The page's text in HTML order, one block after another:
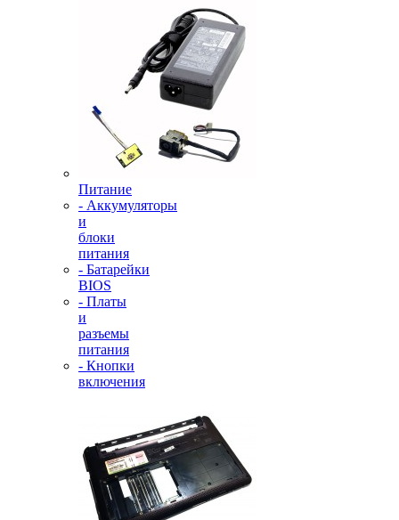
Питание
- Аккумуляторы
и
блоки
питания
- Батарейки
BIOS
- Платы
и
разъемы
питания
- Кнопки
включения